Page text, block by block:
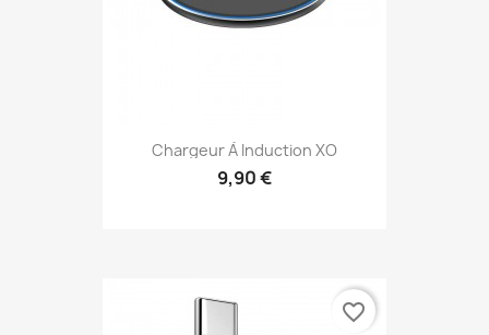
Chargeur À Induction XO
9,90 €
favorite_border